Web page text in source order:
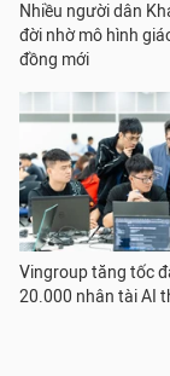
Nhiều người dân
đời nhờ mô hình
đồng mới
Vingroup tăng tốc
20.000 nhân tài AI